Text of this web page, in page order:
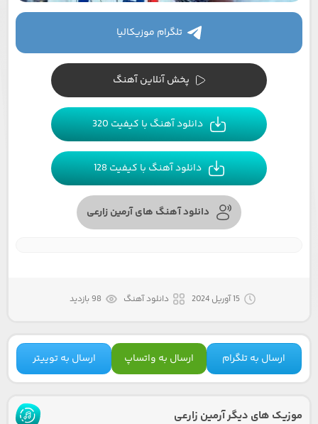
تلگرام موزیکالیا
پخش آنلاین آهنگ
دانلود آهنگ با کیفیت 320
دانلود آهنگ با کیفیت 128
دانلود آهنگ های آرمین زارعی
15 آوریل 2024 دانلود آهنگ 98 بازدید
ارسال به تلگرام ارسال به واتساپ ارسال به توییتر
موزیک های دیگر آرمین زارعی